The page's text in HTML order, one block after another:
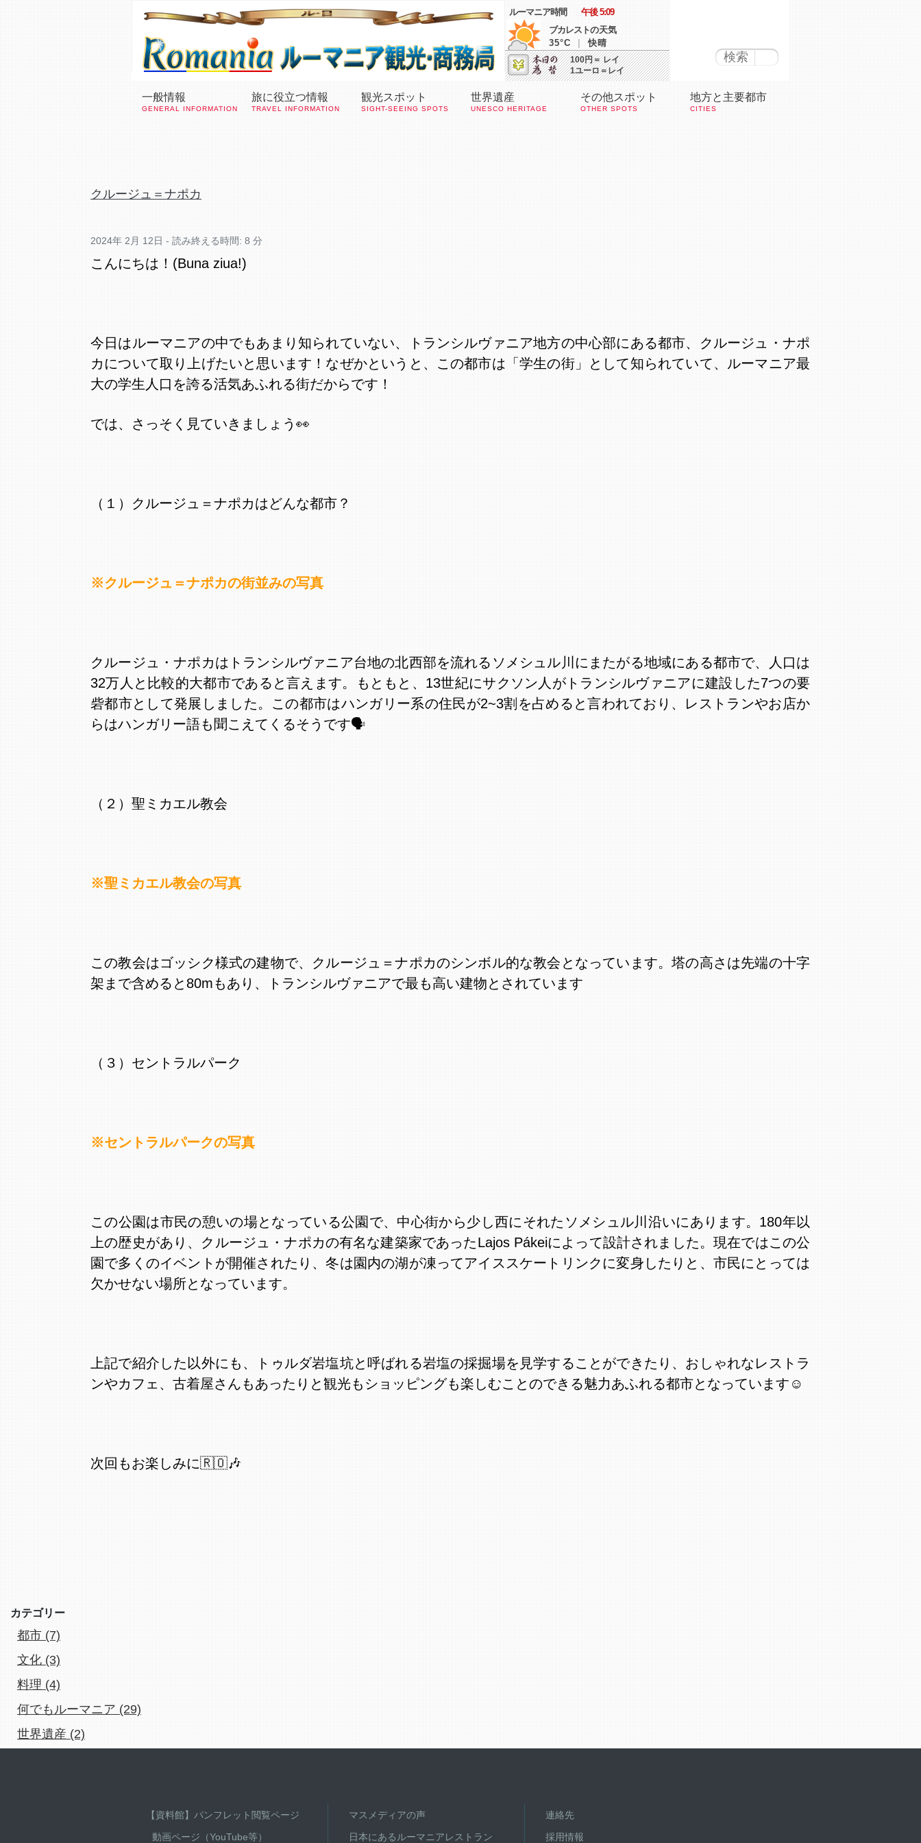
ルーマニア時間
午後 5:09
ブカレストの天気
35°C
快晴
100円＝ レイ
1ユーロ＝レイ
一般情報
GENERAL INFORMATION
旅に役立つ情報
TRAVEL INFORMATION
観光スポット
SIGHT-SEEING SPOTS
世界遺産
UNESCO HERITAGE
その他スポット
OTHER SPOTS
地方と主要都市
CITIES
クルージュ＝ナポカ
2024年 2月 12日 - 読み終える時間: 8 分
こんにちは！(Buna ziua!)
今日はルーマニアの中でもあまり知られていない、トランシルヴァニア地方の中心部にある都市、クルージュ・ナポ
カについて取り上げたいと思います！なぜかというと、この都市は「学生の街」として知られていて、ルーマニア最
大の学生人口を誇る活気あふれる街だからです！
では、さっそく見ていきましょう👀
（１）クルージュ＝ナポカはどんな都市？
※クルージュ＝ナポカの街並みの写真
クルージュ・ナポカはトランシルヴァニア台地の北西部を流れるソメシュル川にまたがる地域にある都市で、人口は
32万人と比較的大都市であると言えます。もともと、13世紀にサクソン人がトランシルヴァニアに建設した7つの要
砦都市として発展しました。この都市はハンガリー系の住民が2~3割を占めると言われており、レストランやお店か
らはハンガリー語も聞こえてくるそうです🗣️
（２）聖ミカエル教会
※聖ミカエル教会の写真
この教会はゴッシク様式の建物で、クルージュ＝ナポカのシンボル的な教会となっています。塔の高さは先端の十字
架まで含めると80mもあり、トランシルヴァニアで最も高い建物とされています
（３）セントラルパーク
※セントラルパークの写真
この公園は市民の憩いの場となっている公園で、中心街から少し西にそれたソメシュル川沿いにあります。180年以
上の歴史があり、クルージュ・ナポカの有名な建築家であったLajos Pákeiによって設計されました。現在ではこの公
園で多くのイベントが開催されたり、冬は園内の湖が凍ってアイススケートリンクに変身したりと、市民にとっては
欠かせない場所となっています。
上記で紹介した以外にも、トゥルダ岩塩坑と呼ばれる岩塩の採掘場を見学することができたり、おしゃれなレストラ
ンやカフェ、古着屋さんもあったりと観光もショッピングも楽しむことのできる魅力あふれる都市となっています☺️
次回もお楽しみに🇷🇴🎶
カテゴリー
都市 (7)
文化 (3)
料理 (4)
何でもルーマニア (29)
世界遺産 (2)
【資料館】パンフレット閲覧ページ
動画ページ（YouTube等）
マスメディアの声
日本にあるルーマニアレストラン
連絡先
採用情報